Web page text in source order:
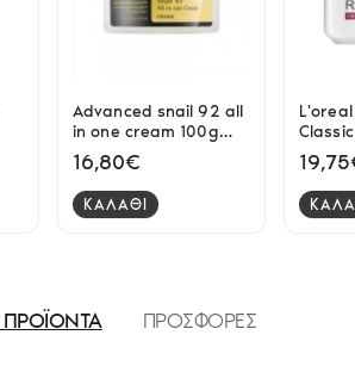
Advanced snail 92 all
in one cream 100g
Cosrx
16,80€
ΚΑΛΑΘΙ
Classic
Extra
Κρέμα
50ml
ΠΡΟΪΟΝΤΑ ΠΡΟΣΦΟΡΕΣ